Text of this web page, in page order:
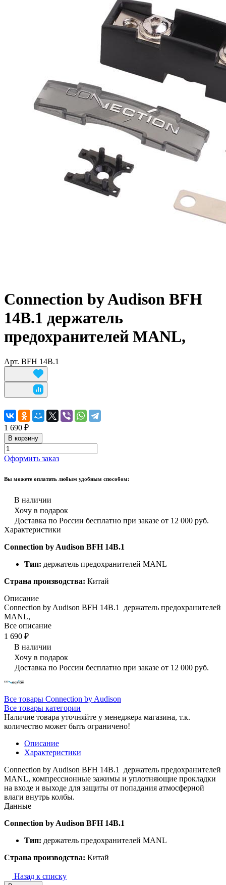
Connection by Audison BFH
14B.1 держатель
предохранителей MANL,
Арт. BFH 14B.1
1 690 ₽
В корзину
Оформить заказ
Вы можете оплатить любым удобным способом:
В наличии
Хочу в подарок
Доставка по России бесплатно при заказе от 12 000 руб.
Характеристики
Connection by Audison BFH 14B.1
Тип: держатель предохранителей MANL
Страна производства: Китай
Описание
Connection by Audison BFH 14B.1 держатель предохранителей
MANL,
Все описание
1 690 ₽
В наличии
Хочу в подарок
Доставка по России бесплатно при заказе от 12 000 руб.
Все товары Connection by Audison
Все товары категории
Наличие товара уточняйте у менеджера магазина, т.к.
количество может быть ограничено!
Описание
Характеристики
Connection by Audison BFH 14B.1 держатель предохранителей
MANL, компрессионные зажимы и уплотняющие прокладки
на входе и выходе для защиты от попадания атмосферной
влаги внутрь колбы.
Данные
Connection by Audison BFH 14B.1
Тип: держатель предохранителей MANL
Страна производства: Китай
Назад к списку